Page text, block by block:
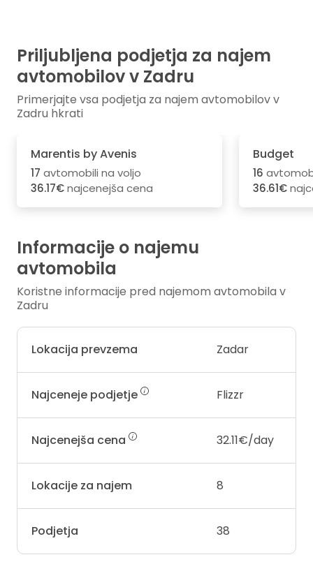
Priljubljena podjetja za najem
avtomobilov v Zadru
Primerjajte vsa podjetja za najem avtomobilov v
Zadru hkrati
Marentis by Avenis
17 avtomobili na voljo
36.17€najcenejša cena
Budget
16
36.61€
Informacije o najemu
avtomobila
Koristne informacije pred najemom avtomobila v
Zadru
Lokacija prevzema Zadar
Najceneje podjetje Flizzr
Najcenejša cena 32.11€/day
Lokacije za najem 8
Podjetja 38